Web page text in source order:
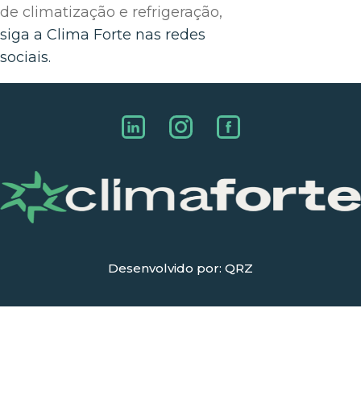
de climatização e refrigeração,
siga a Clima Forte nas redes
sociais.
Desenvolvido por: QRZ